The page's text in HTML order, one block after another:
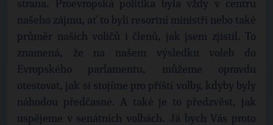
strana. Proevropská politika byla vždy v centru
našeho zájmu, ať to byli resortní ministři nebo také
průměr našich voličů i členů, jak jsem zjistil. To
znamená, že na našem výsledku voleb do
Evropského parlamentu, můžeme opravdu
otestovat, jak si stojíme pro příští volby, kdyby byly
náhodou předčasné. A také je to předzvěst, jak
uspějeme v senátních volbách. Já bych Vás proto